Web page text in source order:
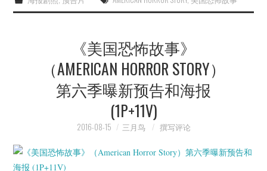
《美国恐怖故事》
（AMERICAN HORROR STORY）
第六季曝新预告和海报
(1P+11V)
2016-08-15 三月鸟 撰写评论